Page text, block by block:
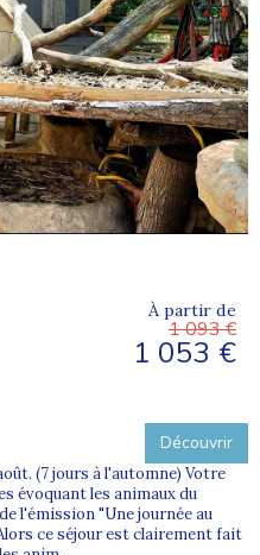
À partir de
1 093 €
1 053 €
Découvrir
(7 jours à l'automne) Votre
évoquant les animaux du
l'émission "Une journée au
ce séjour est clairement fait